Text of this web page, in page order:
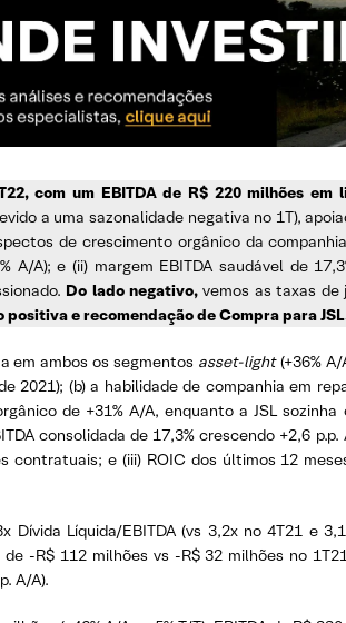
com um EBITDA de R$ 220 milhões
a uma sazonalidade negativa no 1T),
de crescimento orgânico da
A/A); e (ii) margem EBITDA saudável de
Do lado negativo,vemos as taxas de
positiva e recomendação de Compra para
em ambos os segmentos asset-light(+36% A/
2021); (b) a habilidade de companhia em
de +31% A/A, enquanto a JSL
consolidada de 17,3% crescendo +2,6
contratuais; e (iii) ROIC dos últimos 12
Dívida Líquida/EBITDA (vs 3,2x no 4T21 e
-R$ 112 milhões vs -R$ 32 milhões no
A/A).